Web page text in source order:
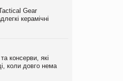
Gear
керамічні
консерви, які
коли довго нема